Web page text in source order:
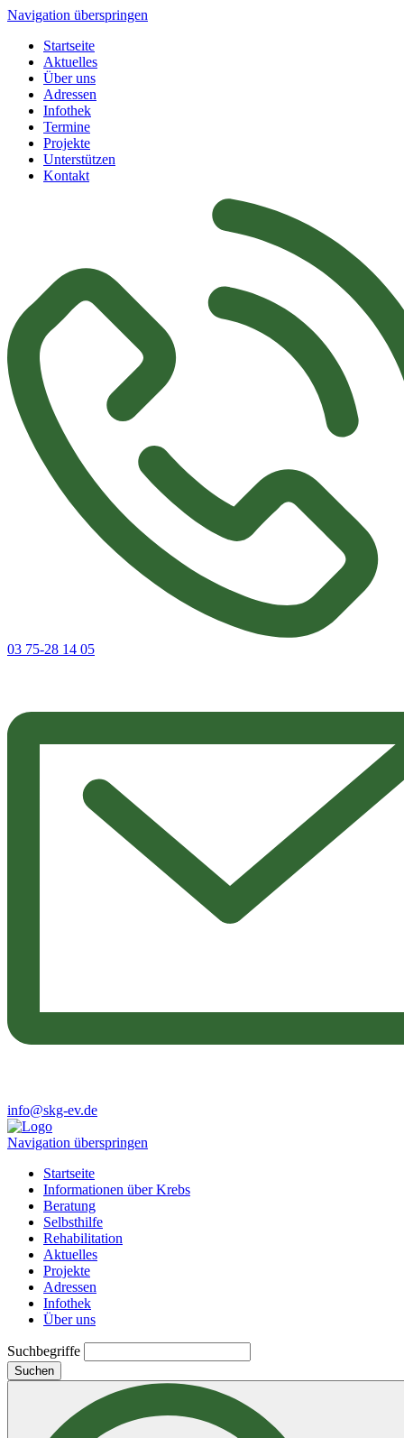
Navigation überspringen
Startseite
Aktuelles
Über uns
Adressen
Infothek
Termine
Projekte
Unterstützen
Kontakt
03 75-28 14 05
info@skg-ev.de
Navigation überspringen
Startseite
Informationen über Krebs
Beratung
Selbsthilfe
Rehabilitation
Aktuelles
Projekte
Adressen
Infothek
Über uns
Suchbegriffe
Suchen